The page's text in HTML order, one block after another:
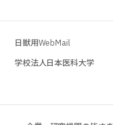
日獣用WebMail
学校法人日本医科大学